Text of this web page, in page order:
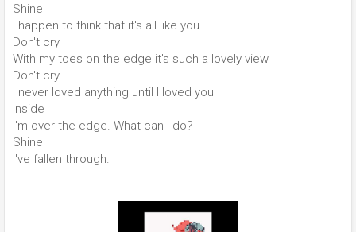
Shine
I happen to think that it's all like you
Don't cry
With my toes on the edge it's such a lovely view
Don't cry
I never loved anything until I loved you
Inside
I'm over the edge. What can I do?
Shine
I've fallen through.